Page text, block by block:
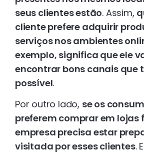
seus clientes estão. Assim,
cliente prefere adquirir
serviços nos ambientes
exemplo, significa que ele
encontrar bons canais que
possível.
Por outro lado, se os
preferem comprar em lojas
empresa precisa estar
visitada por esses clientes.